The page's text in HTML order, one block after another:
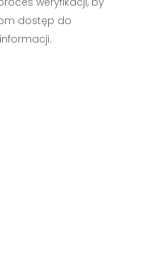
dostęp do